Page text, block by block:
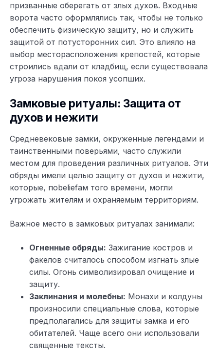
призванные оберегать от злых духов. Входные
ворота часто оформлялись так, чтобы не только
обеспечить физическую защиту, но и служить
защитой от потусторонних сил. Это влияло на
выбор месторасположения крепостей, которые
строились вдали от кладбищ, если существовала
угроза нарушения покоя усопших.
Замковые ритуалы: Защита от
духов и нежити
Средневековые замки, окруженные легендами и
таинственными поверьями, часто служили
местом для проведения различных ритуалов. Эти
обряды имели целью защиту от духов и нежити,
которые, поbeliefам того времени, могли
угрожать жителям и охраняемым территориям.
Важное место в замковых ритуалах занимали:
Огненные обряды: Зажигание костров и
факелов считалось способом изгнать злые
силы. Огонь символизировал очищение и
защиту.
Заклинания и молебны: Монахи и колдуны
произносили специальные слова, которые
предполагались для защиты замка и его
обитателей. Чаще всего они использовали
священные тексты.